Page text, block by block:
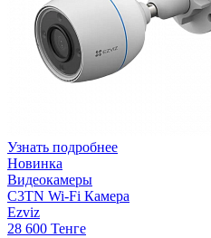
Узнать подробнее
Новинка
Видеокамеры
C3TN Wi-Fi Камера
Ezviz
28 600 Тенге